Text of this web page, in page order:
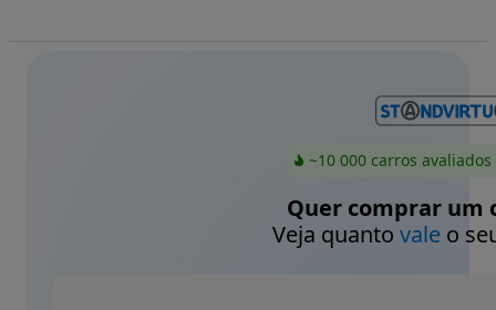
~10 000 carros
Quer comprar um
Veja quanto valeo